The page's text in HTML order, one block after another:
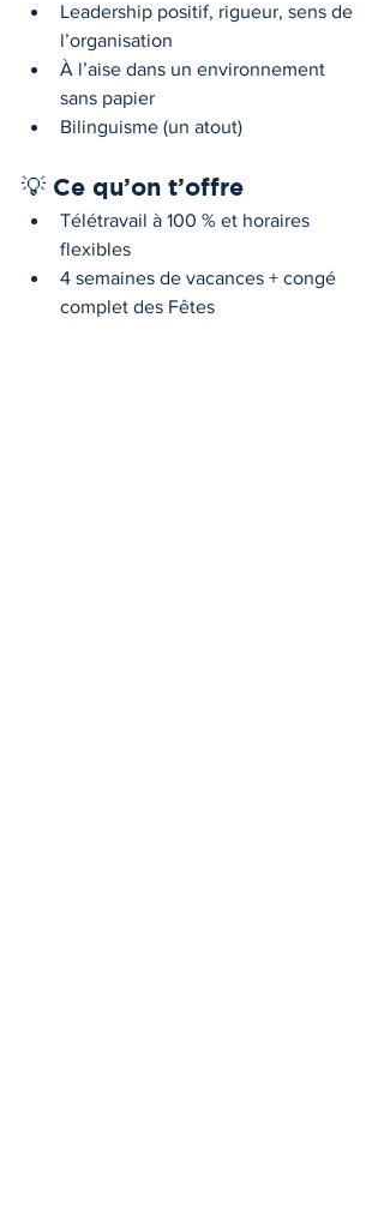
Leadership positif, rigueur, sens de
l’organisation
À l’aise dans un environnement
sans papier
Bilinguisme (un atout)
💡 Ce qu’on t’offre
Télétravail à 100 % et horaires
flexibles
4 semaines de vacances + congé
complet des Fêtes